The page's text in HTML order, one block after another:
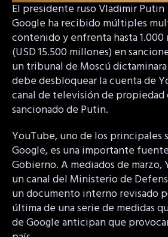
El presidente ruso Vladimir Putin
Google ha recibido múltiples
contenido y enfrenta hasta
(USD 15.500 millones) en
un tribunal de Moscú
debe desbloquear la cuenta de
canal de televisión de propiedad
sancionado de Putin.
YouTube, uno de los principales
Google, es una importante
Gobierno. A mediados de
un canal del Ministerio de
un documento interno revisado
última de una serie de medidas
de Google anticipan que